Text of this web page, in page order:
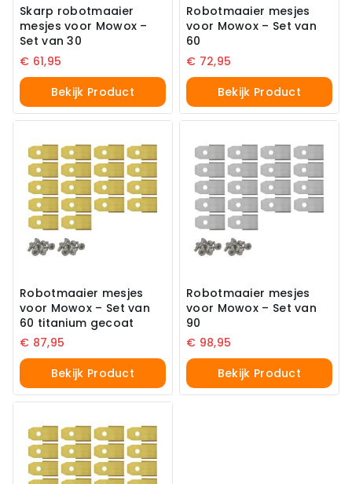
Skarp robotmaaier
mesjes voor Mowox –
Set van 30
€ 61,95
Bekijk Product
Robotmaaier mesjes
voor Mowox – Set van
60
€ 72,95
Bekijk Product
Robotmaaier mesjes
voor Mowox – Set van
60 titanium gecoat
€ 87,95
Bekijk Product
Robotmaaier mesjes
voor Mowox – Set van
90
€ 98,95
Bekijk Product